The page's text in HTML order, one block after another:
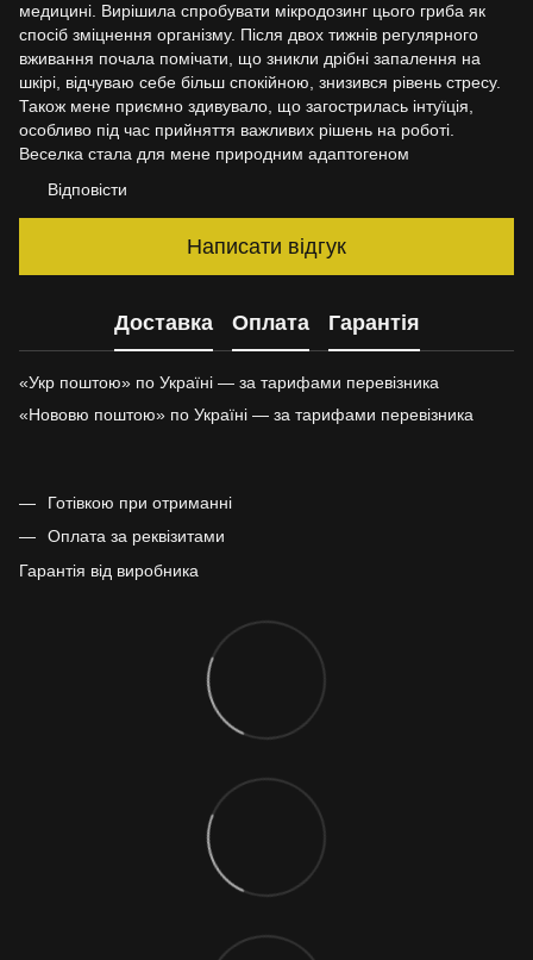
медицині. Вирішила спробувати мікродозинг цього гриба як
спосіб зміцнення організму. Після двох тижнів регулярного
вживання почала помічати, що зникли дрібні запалення на
шкірі, відчуваю себе більш спокійною, знизився рівень стресу.
Також мене приємно здивувало, що загострилась інтуїція,
особливо під час прийняття важливих рішень на роботі.
Веселка стала для мене природним адаптогеном
Відповісти
Написати відгук
Доставка Оплата Гарантія
«Укр поштою» по Україні — за тарифами перевізника
«Нововю поштою» по Україні — за тарифами перевізника
Готівкою при отриманні
Оплата за реквізитами
Гарантія від виробника